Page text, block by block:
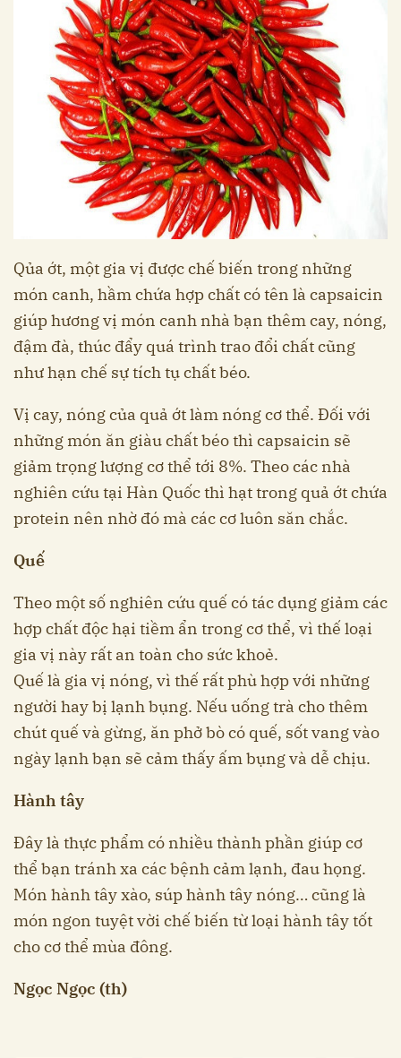
Qủa ớt, một gia vị được chế biến trong những
món canh, hầm chứa hợp chất có tên là capsaicin
giúp hương vị món canh nhà bạn thêm cay, nóng,
đậm đà, thúc đẩy quá trình trao đổi chất cũng
như hạn chế sự tích tụ chất béo.
Vị cay, nóng của quả ớt làm nóng cơ thể. Đối với
những món ăn giàu chất béo thì capsaicin sẽ
giảm trọng lượng cơ thể tới 8%. Theo các nhà
nghiên cứu tại Hàn Quốc thì hạt trong quả ớt chứa
protein nên nhờ đó mà các cơ luôn săn chắc.
Quế
Theo một số nghiên cứu quế có tác dụng giảm các
hợp chất độc hại tiềm ẩn trong cơ thể, vì thế loại
gia vị này rất an toàn cho sức khoẻ.
Quế là gia vị nóng, vì thế rất phù hợp với những
người hay bị lạnh bụng. Nếu uống trà cho thêm
chút quế và gừng, ăn phở bò có quế, sốt vang vào
ngày lạnh bạn sẽ cảm thấy ấm bụng và dễ chịu.
Hành tây
Đây là thực phẩm có nhiều thành phần giúp cơ
thể bạn tránh xa các bệnh cảm lạnh, đau họng.
Món hành tây xào, súp hành tây nóng… cũng là
món ngon tuyệt vời chế biến từ loại hành tây tốt
cho cơ thể mùa đông.
Ngọc Ngọc (th)